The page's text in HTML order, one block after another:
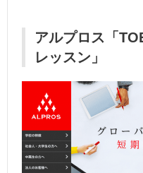
アルプロス「
レッスン」